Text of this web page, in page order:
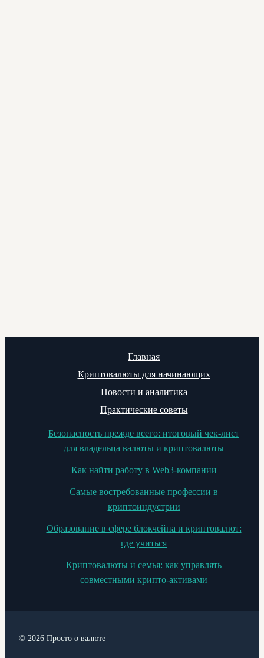
Главная
Криптовалюты для начинающих
Новости и аналитика
Практические советы
Безопасность прежде всего: итоговый чек-лист
для владельца валюты и криптовалюты
Как найти работу в Web3-компании
Самые востребованные профессии в
криптоиндустрии
Образование в сфере блокчейна и криптовалют:
где учиться
Криптовалюты и семья: как управлять
совместными крипто-активами
© 2026 Просто о валюте